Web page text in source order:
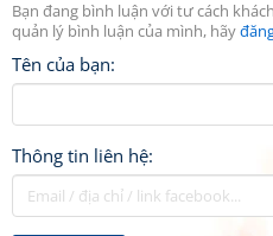
Bạn đang bình luận với tư cách
quản lý bình luận của mình, hãy
Tên của bạn:
Thông tin liên hệ: